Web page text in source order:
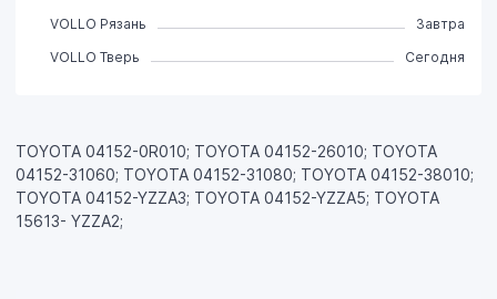
TOYOTA 04152-0R010; TOYOTA 04152-26010; TOYOTA
04152-31060; TOYOTA 04152-31080; TOYOTA 04152-38010;
TOYOTA 04152-YZZA3; TOYOTA 04152-YZZA5; TOYOTA
15613- YZZA2;
VOLLO Рязань
Завтра
VOLLO Тверь
Сегодня